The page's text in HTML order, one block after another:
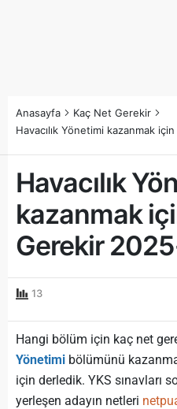
Anasayfa
Kaç Net Gerekir
Havacılık Yönetimi kazanmak
Havacılık
kazanmak
Gerekir
13
Hangi bölüm için kaç net
Yönetimi bölümünü
için derledik. YKS sınavları
yerleşen adayın netleri